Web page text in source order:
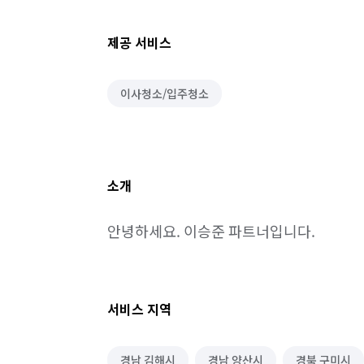
제공 서비스
이사청소/입주청소
소개
안녕하세요. 이승준 파트너입니다.
서비스 지역
경남 김해시 경남 양산시 경북 구미시